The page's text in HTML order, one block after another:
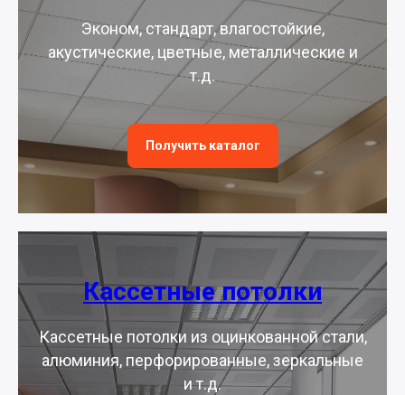
Эконом, стандарт, влагостойкие,
акустические, цветные, металлические и
т.д.
Получить каталог
Кассетные потолки
Кассетные потолки из оцинкованной стали,
алюминия, перфорированные, зеркальные
и т.д.